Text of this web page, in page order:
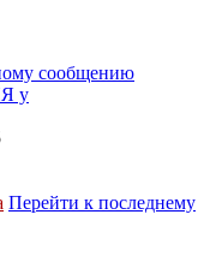
сообщению
у
Перейти к последнему